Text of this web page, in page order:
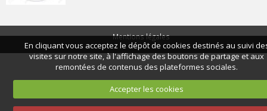
Mentions légales
En cliquant vous acceptez le dépôt de cookies destinés au suivi
visites sur notre site, à l'affichage des boutons de partage et aux
remontées de contenus des plateformes sociales.
Accepter les cookies